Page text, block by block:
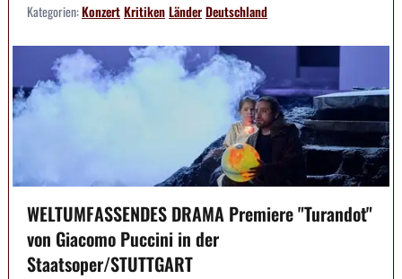
Kategorien:KonzertKritikenLänderDeutschland
WELTUMFASSENDES DRAMA Premiere "Turandot"
von Giacomo Puccini in der
Staatsoper/STUTTGART